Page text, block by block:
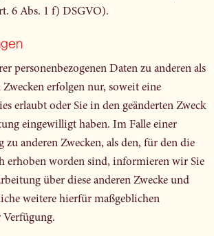
6 Abs. 1 f) DSGVO).
personenbezogenen Daten zu anderen als
Zwecken erfolgen nur, soweit eine
erlaubt oder Sie in den geänderten Zweck
eingewilligt haben. Im Falle einer
zu anderen Zwecken, als den, für den die
erhoben worden sind, informieren wir Sie
über diese anderen Zwecke und
weitere hierfür maßgeblichen